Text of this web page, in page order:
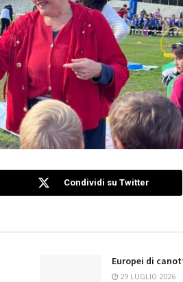
Condividi su Twitter
Europei di
29 LUGLIO 2026